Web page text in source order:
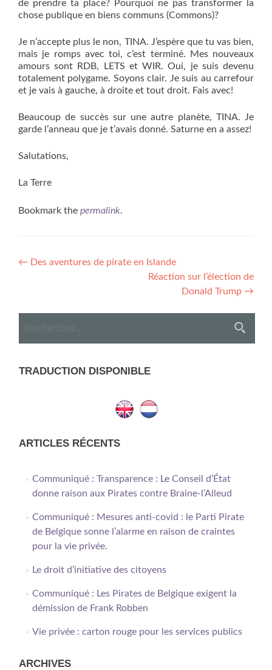
de prendre ta place? Pourquoi ne pas transformer la
chose publique en biens communs (Commons)?
Je n’accepte plus le non, TINA. J’espère que tu vas bien,
mais je romps avec toi, c’est terminé. Mes nouveaux
amours sont RDB, LETS et WIR. Oui, je suis devenu
totalement polygame. Soyons clair. Je suis au carrefour
et je vais à gauche, à droite et tout droit. Fais avec!
Beaucoup de succès sur une autre planète, TINA. Je
garde l’anneau que je t’avais donné. Saturne en a assez!
Salutations,
La Terre
Bookmark the permalink.
Post
← Des aventures de pirate en Islande
Réaction sur l’élection de
Donald Trump →
TRADUCTION DISPONIBLE
ARTICLES RÉCENTS
Communiqué : Transparence : Le Conseil d’État
donne raison aux Pirates contre Braine-l’Alleud
Communiqué : Mesures anti-covid : le Parti Pirate
de Belgique sonne l’alarme en raison de craintes
pour la vie privée.
Le droit d’initiative des citoyens
Communiqué : Les Pirates de Belgique exigent la
démission de Frank Robben
Vie privée : carton rouge pour les services publics
ARCHIVES